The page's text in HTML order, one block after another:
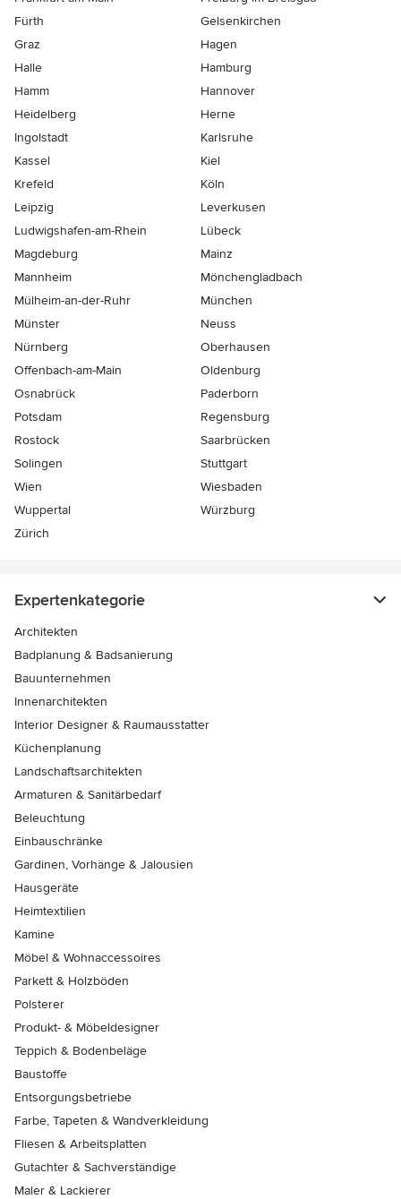
Fürth
Gelsenkirchen
Graz
Hagen
Halle
Hamburg
Hamm
Hannover
Heidelberg
Herne
Ingolstadt
Karlsruhe
Kassel
Kiel
Krefeld
Köln
Leipzig
Leverkusen
Ludwigshafen-am-Rhein
Lübeck
Magdeburg
Mainz
Mannheim
Mönchen­gladbach
Mülheim-an-der-Ruhr
München
Münster
Neuss
Nürnberg
Oberhausen
Offenbach-am-Main
Oldenburg
Osnabrück
Paderborn
Potsdam
Regensburg
Rostock
Saarbrücken
Solingen
Stuttgart
Wien
Wiesbaden
Wuppertal
Würzburg
Zürich
Expertenkategorie
Architekten
Badplanung & Badsanierung
Bauunternehmen
Innenarchitekten
Interior Designer & Raumausstatter
Küchenplanung
Landschaftsarchitekten
Armaturen & Sanitärbedarf
Beleuchtung
Einbauschränke
Gardinen, Vorhänge & Jalousien
Hausgeräte
Heimtextilien
Kamine
Möbel & Wohnaccessoires
Parkett & Holzböden
Polsterer
Produkt- & Möbeldesigner
Teppich & Bodenbeläge
Baustoffe
Entsorgungsbetriebe
Farbe, Tapeten & Wandverkleidung
Fliesen & Arbeitsplatten
Gutachter & Sachverständige
Maler & Lackierer